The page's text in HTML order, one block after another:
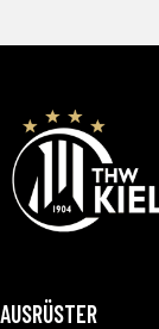
AUSRÜSTER